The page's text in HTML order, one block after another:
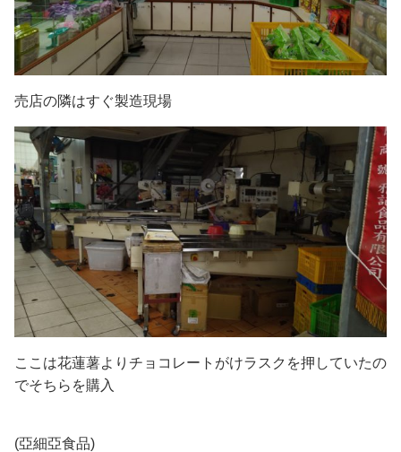
売店の隣はすぐ製造現場
ここは花蓮薯よりチョコレートがけラスクを押していたの
でそちらを購入
(亞細亞食品)